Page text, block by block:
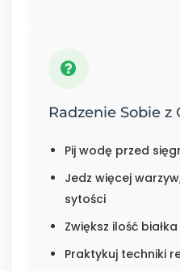
Radzenie Sobie z
Pij wodę przed
Jedz więcej
sytości
Zwiększ ilość
Praktykuj techniki